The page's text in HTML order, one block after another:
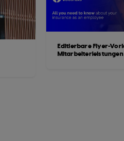
Editierbare Flyer-
Mitarbeiterleistungen